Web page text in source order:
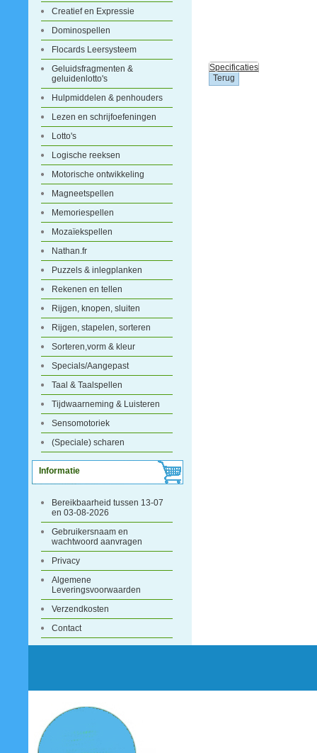
Creatief en Expressie
Dominospellen
Flocards Leersysteem
Geluidsfragmenten &
geluidenlotto's
Hulpmiddelen & penhouders
Lezen en schrijfoefeningen
Lotto's
Logische reeksen
Motorische ontwikkeling
Magneetspellen
Memoriespellen
Mozaïekspellen
Nathan.fr
Puzzels & inlegplanken
Rekenen en tellen
Rijgen, knopen, sluiten
Rijgen, stapelen, sorteren
Sorteren,vorm & kleur
Specials/Aangepast
Taal & Taalspellen
Tijdwaarneming & Luisteren
Sensomotoriek
(Speciale) scharen
Informatie
Bereikbaarheid tussen 13-07
en 03-08-2026
Gebruikersnaam en
wachtwoord aanvragen
Privacy
Algemene
Leveringsvoorwaarden
Verzendkosten
Contact
Specificaties